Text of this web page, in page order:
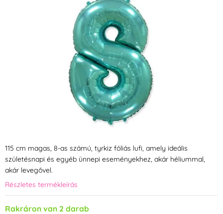
115 cm magas, 8-as számú, tyrkiz fóliás lufi, amely ideális
születésnapi és egyéb ünnepi eseményekhez, akár héliummal,
akár levegővel.
Részletes termékleírás
Rakráron van 2 darab